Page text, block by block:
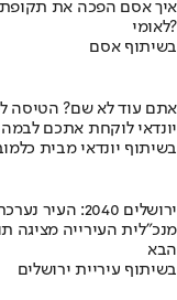
לאומי?
בשיתוף אסם
אתם עוד לא שם? הטיסה
יונדאי לוקחת אתכם לבמה
בשיתוף יונדאי מבית
ירושלים 2040: העיר נערכת ל- 1.5 מליון תושבים
מנכ"לית העירייה מציגה
הבא
בשיתוף עיריית ירושלים